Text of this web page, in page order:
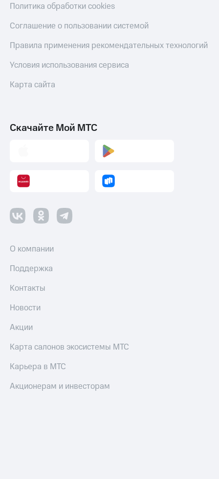
Политика обработки cookies
Соглашение о пользовании системой
Правила применения рекомендательных технологий
Условия использования сервиса
Карта сайта
Скачайте Мой МТС
О компании
Поддержка
Контакты
Новости
Акции
Карта салонов экосистемы МТС
Карьера в МТС
Акционерам и инвесторам